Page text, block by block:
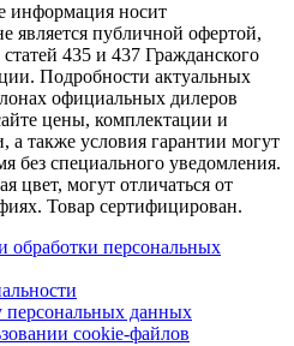
информация носит
является публичной офертой,
435 и 437 Гражданского
Подробности актуальных
официальных дилеров
цены, комплектации и
а также условия гарантии могут
без специального уведомления.
цвет, могут отличаться от
Товар сертифицирован.
персональных
персональных данных
cookie-файлов